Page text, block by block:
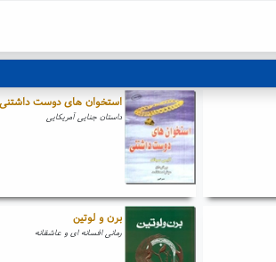
استخوان های دوست
داستان جنایی آمریکایی
برن و لوتین
رمانی افسانه ای و عاشقانه